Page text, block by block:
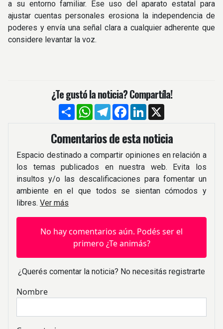
a su entorno familiar. Ese uso del aparato estatal para
ajustar cuentas personales erosiona la independencia de
poderes y envía una señal clara a cualquier adherente que
considere levantar la voz.
¿Te gustó la noticia? Compartíla!
CompartirWhatsApp
TelegramFacebook
LinkedIn
Comentarios de esta noticia
Espacio destinado a compartir opiniones en relación a
los temas publicados en nuestra web. Evita los
insultos y/o las descalificaciones para fomentar un
ambiente en el que todos se sientan cómodos y
libres. Ver más
No hay comentarios aún. Podés ser el
primero ¿Te animás?
¿Querés comentar la noticia? No necesitás registrarte
Nombre